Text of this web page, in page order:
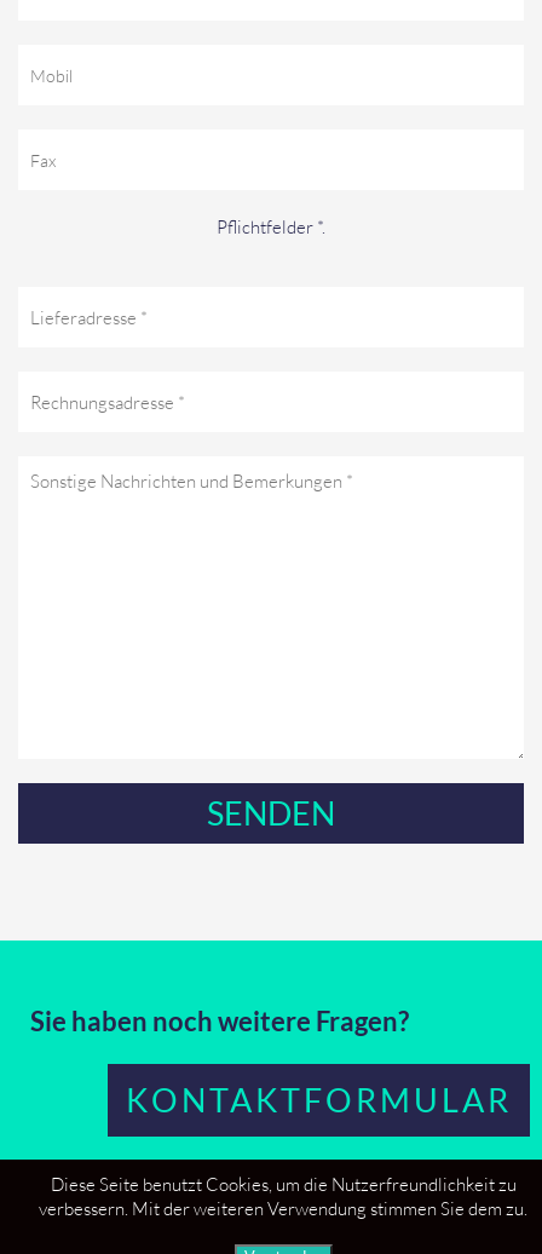
Pflichtfelder *.
Sie haben noch weitere Fragen?
KONTAKTFORMULAR
Diese Seite benutzt Cookies, um die Nutzerfreundlichkeit zu
verbessern. Mit der weiteren Verwendung stimmen Sie dem zu.